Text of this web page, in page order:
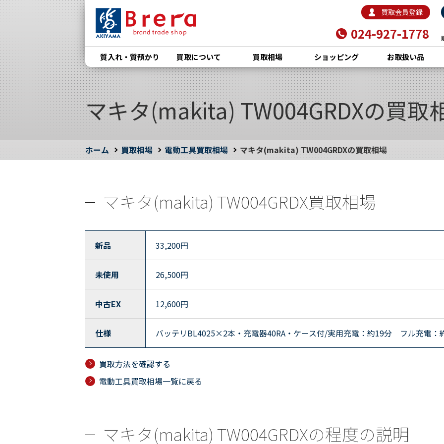
買取会員登録
024-927-1778
質入れ・質預かり 買取について 買取相場 ショッピング お取扱い品
マキタ(makita) TW004GRDXの買取
ホーム 買取相場 電動工具買取相場 マキタ(makita) TW004GRDXの買取相場
マキタ(makita) TW004GRDX買取相場
新品 33,200円
未使用 26,500円
中古EX 12,600円
仕様 バッテリBL4025×2本・充電器40RA・ケース付/実用充電：約19分 フル充電：
買取方法を確認する
電動工具買取相場一覧に戻る
マキタ(makita) TW004GRDXの程度の説明